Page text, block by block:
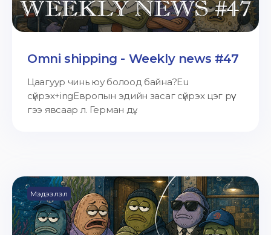
Omni shipping - Weekly news #47
Цаагуур чинь юу болоод байна?Eu
сүйрэх+ingЕвропын эдийн засаг сүйрэх цэг рүү
гээ явсаар л. Герман дү...
Мэдээлэл